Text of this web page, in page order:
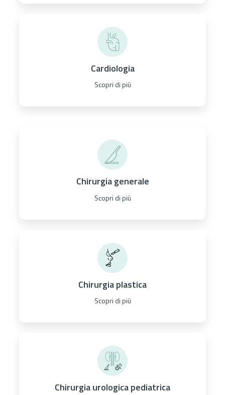
Cardiologia
Scopri di più
Chirurgia generale
Scopri di più
Chirurgia plastica
Scopri di più
Chirurgia urologica pediatrica